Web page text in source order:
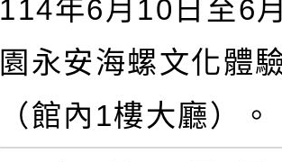
114年6月10日至6
園永安海螺文化體
（館內1樓大廳）。